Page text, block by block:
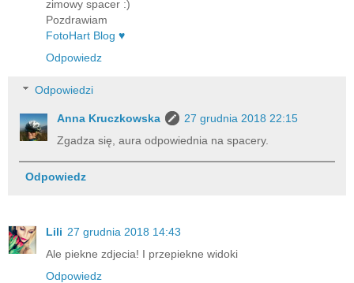
zimowy spacer :)
Pozdrawiam
FotoHart Blog ♥
Odpowiedz
Odpowiedzi
Anna Kruczkowska
27 grudnia 2018 22:15
Zgadza się, aura odpowiednia na spacery.
Odpowiedz
Lili 27 grudnia 2018 14:43
Ale piekne zdjecia! I przepiekne widoki
Odpowiedz